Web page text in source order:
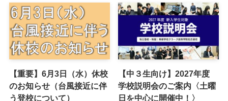
【重要】6月3日（水）休校
のお知らせ（台風接近に伴
う登校について）
【中３生向け】2027年度
学校説明会のご案内〈土曜
日を中心に開催中！〉